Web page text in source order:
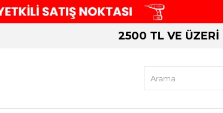
2500 TL VE ÜZERİ